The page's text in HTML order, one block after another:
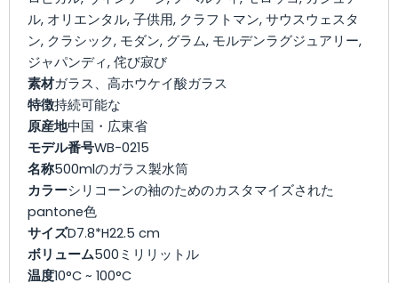
ル, オリエンタル, 子供用, クラフトマン, サウスウェスタ
ン, クラシック, モダン, グラム, モルデンラグジュアリー,
ジャパンディ, 侘び寂び
素材ガラス、高ホウケイ酸ガラス
特徴持続可能な
原産地中国・広東省
モデル番号WB-0215
名称500mlのガラス製水筒
カラーシリコーンの袖のためのカスタマイズされた
pantone色
サイズD7.8*H22.5 cm
ボリューム500ミリリットル
温度10°C ~ 100°C